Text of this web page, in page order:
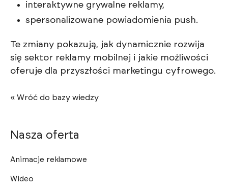
interaktywne grywalne reklamy,
spersonalizowane powiadomienia push.
Te zmiany pokazują, jak dynamicznie rozwija
się sektor reklamy mobilnej i jakie możliwości
oferuje dla przyszłości marketingu cyfrowego.
« Wróć do bazy wiedzy
Nasza oferta
Animacje reklamowe
Wideo